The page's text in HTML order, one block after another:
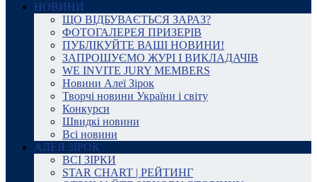
НОВИНИ
ЩО ВІДБУВАЄТЬСЯ ЗАРАЗ?
ФОТОГАЛЕРЕЯ ПРИЗЕРІВ
ПУБЛІКУЙТЕ ВАШІ НОВИНИ!
ЗАПРОШУЄМО ЖУРІ І ВИКЛАДАЧІВ
WE INVITE JURY MEMBERS
Новини Алеї Зірок
Творчі новини України і світу
Конкурси
Швидкі новини
Всі новини
АЛЕЯ ЗІРОК
ВСІ ЗІРКИ
STAR CHART | РЕЙТИНГ